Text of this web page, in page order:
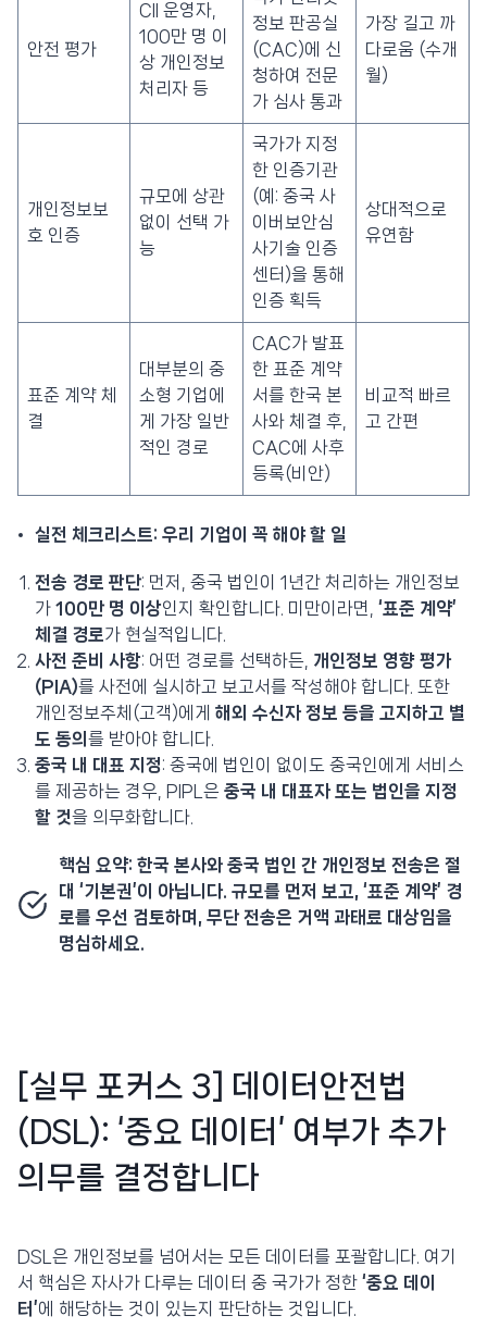
안전 평가
CII 운영자,
100만 명 이
상 개인정보
처리자 등
정보 판공실
(CAC)에 신
청하여 전문
가 심사 통과
가장 길고 까
다로움 (수개
월)
개인정보보
호 인증
규모에 상관
없이 선택 가
능
국가가 지정
한 인증기관
(예: 중국 사
이버보안심
사기술 인증
센터)을 통해
인증 획득
상대적으로
유연함
표준 계약 체
결
대부분의 중
소형 기업에
게 가장 일반
적인 경로
CAC가 발표
한 표준 계약
서를 한국 본
사와 체결 후,
CAC에 사후
등록(비안)
비교적 빠르
고 간편
실전 체크리스트: 우리 기업이 꼭 해야 할 일
전송 경로 판단: 먼저, 중국 법인이 1년간 처리하는 개인정보
가 100만 명 이상인지 확인합니다. 미만이라면, ‘표준 계약’
체결 경로가 현실적입니다.
사전 준비 사항: 어떤 경로를 선택하든, 개인정보 영향 평가
(PIA)를 사전에 실시하고 보고서를 작성해야 합니다. 또한
개인정보주체(고객)에게 해외 수신자 정보 등을 고지하고 별
도 동의 를 받아야 합니다.
중국 내 대표 지정: 중국에 법인이 없이도 중국인에게 서비스
를 제공하는 경우, PIPL은 중국 내 대표자 또는 법인을 지정
할 것을 의무화합니다.
핵심 요약: 한국 본사와 중국 법인 간 개인정보 전송은 절
대 ‘기본권’이 아닙니다. 규모를 먼저 보고, ‘표준 계약’ 경
로를 우선 검토하며, 무단 전송은 거액 과태료 대상임을
명심하세요.
[실무 포커스 3] 데이터안전법
(DSL): ‘중요 데이터’ 여부가 추가
의무를 결정합니다
DSL은 개인정보를 넘어서는 모든 데이터를 포괄합니다. 여기
서 핵심은 자사가 다루는 데이터 중 국가가 정한 ‘중요 데이
터’에 해당하는 것이 있는지 판단하는 것입니다.